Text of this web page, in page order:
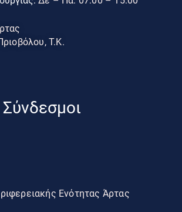
Τ.Κ.
Ενότητας Άρτας